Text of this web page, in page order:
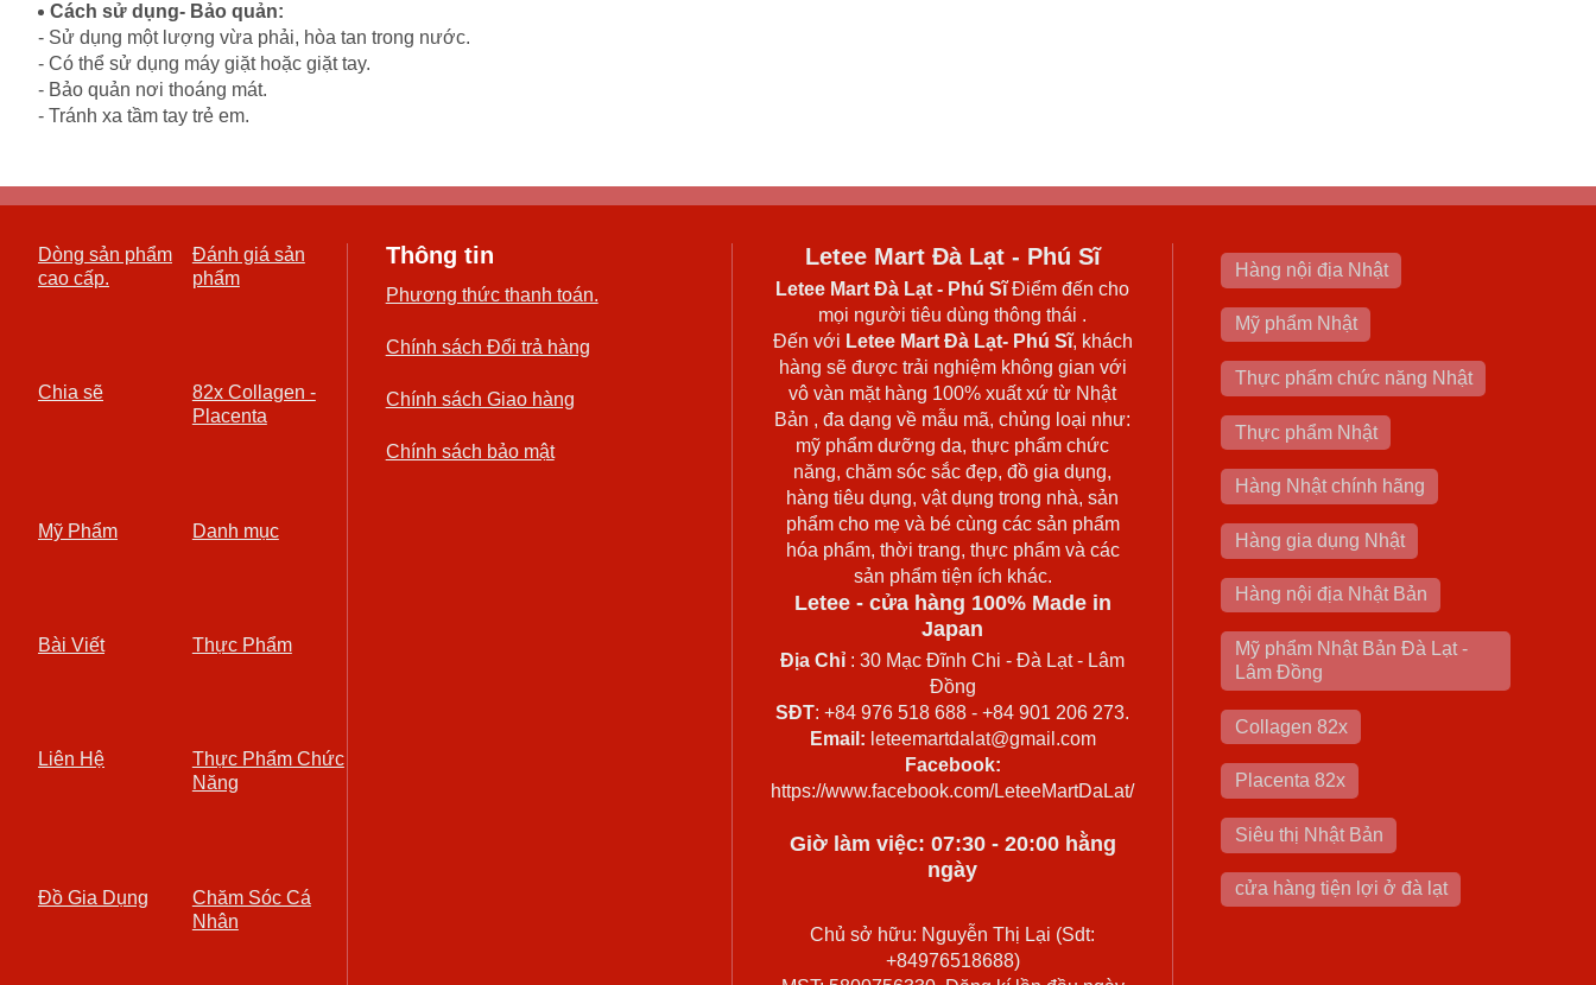
Cách sử dụng- Bảo quản:
- Sử dụng một lượng vừa phải, hòa tan trong nước.
- Có thể sử dụng máy giặt hoặc giặt tay.
- Bảo quản nơi thoáng mát.
- Tránh xa tầm tay trẻ em.
Dòng sản phẩm
cao cấp.
Đánh giá sản
phẩm
Chia sẽ
82x Collagen -
Placenta
Mỹ Phẩm Danh mục
Bài Viết Thực Phẩm
Liên Hệ
Thực Phẩm Chức
Năng
Đồ Gia Dụng
Chăm Sóc Cá
Nhân
Thông tin
Phương thức thanh toán.
Chính sách Đổi trả hàng
Chính sách Giao hàng
Chính sách bảo mật
Letee Mart Đà Lạt - Phú Sĩ
Letee Mart Đà Lạt - Phú SĩĐiểm đến cho
mọi người tiêu dùng thông thái .
Đến với Letee Mart Đà Lạt- Phú Sĩ, khách
hàng sẽ được trải nghiệm không gian với
vô vàn mặt hàng 100% xuất xứ từ Nhật
Bản , đa dạng về mẫu mã, chủng loại như:
mỹ phẩm dưỡng da, thực phẩm chức
năng, chăm sóc sắc đẹp, đồ gia dụng,
hàng tiêu dụng, vật dụng trong nhà, sản
phẩm cho mẹ và bé cùng các sản phẩm
hóa phẩm, thời trang, thực phẩm và các
sản phẩm tiện ích khác.
Letee - cửa hàng 100% Made in
Japan
Địa Chỉ : 30 Mạc Đĩnh Chi - Đà Lạt - Lâm
Đồng
SĐT: +84 976 518 688 - +84 901 206 273.
Email: leteemartdalat@gmail.com
Facebook:
https://www.facebook.com/LeteeMartDaLat/
Giờ làm việc: 07:30 - 20:00 hằng
ngày
Chủ sở hữu: Nguyễn Thị Lại (Sdt:
+84976518688)
Hàng nội địa Nhật
Mỹ phẩm Nhật
Thực phẩm chức năng Nhật
Thực phẩm Nhật
Hàng Nhật chính hãng
Hàng gia dụng Nhật
Hàng nội địa Nhật Bản
Mỹ phẩm Nhật Bản Đà Lạt -
Lâm Đồng
Collagen 82x
Placenta 82x
Siêu thị Nhật Bản
cửa hàng tiện lợi ở đà lạt